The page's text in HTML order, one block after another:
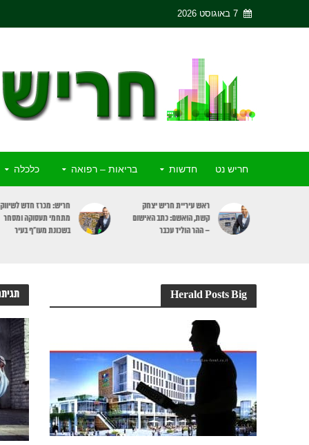
7 באוגוסט 2026
חריש נט חדשות בריאות – רפואה כלכלה
מתחמי תעסוקה ומסחר
בשכונת מעו”ף בעיר
פסק דין: מעלית שבת
רק בקומות דיירים הרוצים
להשתמש בה
Herald Posts Big